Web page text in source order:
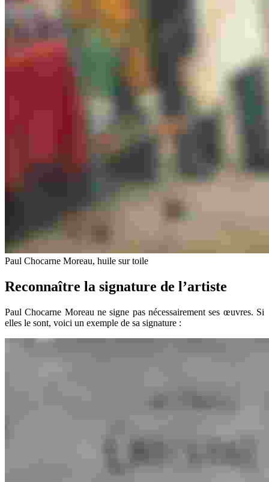
Paul Chocarne Moreau, huile sur toile
Reconnaître la signature de l’artiste
Paul Chocarne Moreau ne signe pas nécessairement ses œuvres. Si
elles le sont, voici un exemple de sa signature :